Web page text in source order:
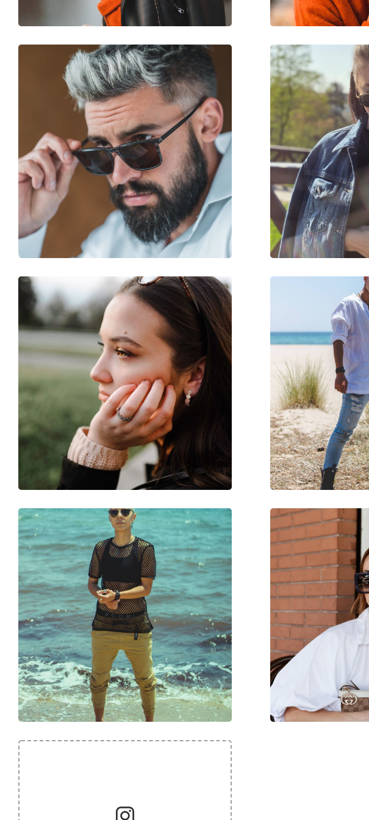
Футляр:
Нет
Салфетка для чистки:
Да
Мужские
Категория:
Солнцезащитные очки
Бренд:
Polaroid
Использование:
Модные
Код:
PLD 2081/S/X 3YG C3 51